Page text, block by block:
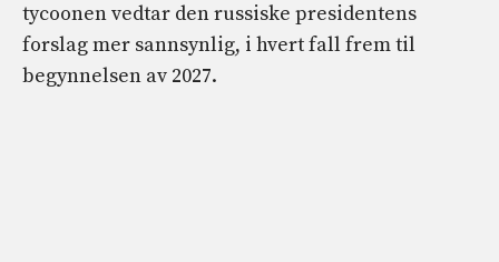
tycoonen vedtar den russiske presidentens
forslag mer sannsynlig, i hvert fall frem til
begynnelsen av 2027.